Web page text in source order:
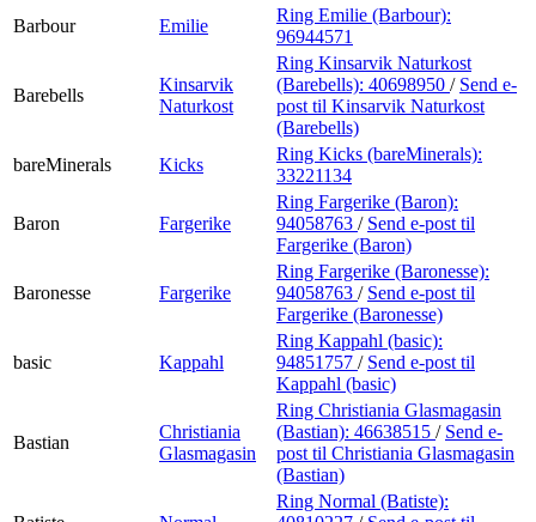
Barbour
Emilie
Ring Emilie (Barbour):
96944571
Barebells
Kinsarvik
Naturkost
Ring Kinsarvik Naturkost
(Barebells): 40698950 / Send e-
post til Kinsarvik Naturkost
(Barebells)
bareMinerals
Kicks
Ring Kicks (bareMinerals):
33221134
Baron Fargerike
Ring Fargerike (Baron):
94058763 / Send e-post til
Fargerike (Baron)
Baronesse Fargerike
Ring Fargerike (Baronesse):
94058763 / Send e-post til
Fargerike (Baronesse)
basic Kappahl
Ring Kappahl (basic):
94851757 / Send e-post til
Kappahl (basic)
Bastian
Christiania
Glasmagasin
Ring Christiania Glasmagasin
(Bastian): 46638515 / Send e-
post til Christiania Glasmagasin
(Bastian)
Ring Normal (Batiste):